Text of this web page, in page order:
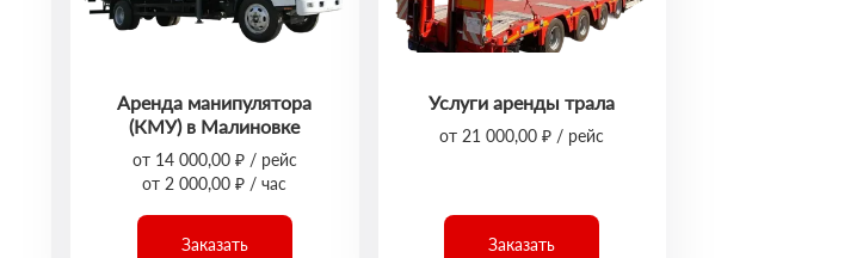
Аренда манипулятора
(КМУ) в Малиновке
от 14 000,00 ₽ / рейс
от 2 000,00 ₽ / час
Заказать
Услуги аренды трала
от 21 000,00 ₽ / рейс
Заказать